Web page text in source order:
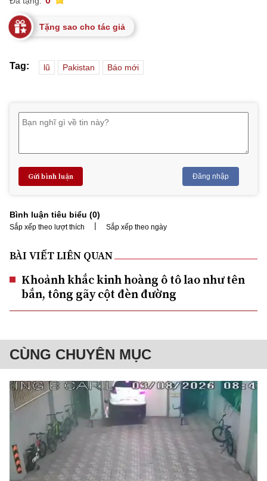
Tặng sao cho tác giả
Tag: lũ Pakistan Báo mới
Gửi bình luận Đăng nhập
Bình luận tiêu biểu (0)
Sắp xếp theo lượt thích | Sắp xếp theo ngày
BÀI VIẾT LIÊN QUAN
Khoảnh khắc kinh hoàng ô tô lao như tên
bắn, tông gãy cột đèn đường
CÙNG CHUYÊN MỤC